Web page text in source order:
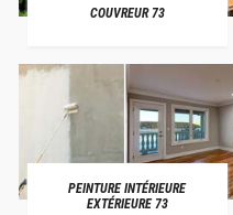
COUVREUR 73
PEINTURE INTÉRIEURE
EXTÉRIEURE 73